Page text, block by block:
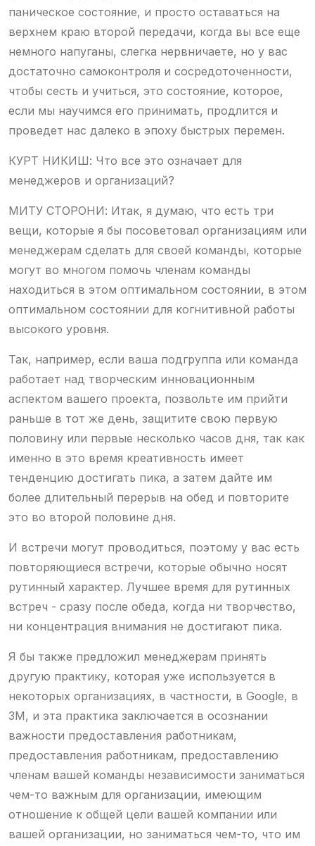
паническое состояние, и просто оставаться на
верхнем краю второй передачи, когда вы все еще
немного напуганы, слегка нервничаете, но у вас
достаточно самоконтроля и сосредоточенности,
чтобы сесть и учиться, это состояние, которое,
если мы научимся его принимать, продлится и
проведет нас далеко в эпоху быстрых перемен.
КУРТ НИКИШ: Что все это означает для
менеджеров и организаций?
МИТУ СТОРОНИ: Итак, я думаю, что есть три
вещи, которые я бы посоветовал организациям или
менеджерам сделать для своей команды, которые
могут во многом помочь членам команды
находиться в этом оптимальном состоянии, в этом
оптимальном состоянии для когнитивной работы
высокого уровня.
Так, например, если ваша подгруппа или команда
работает над творческим инновационным
аспектом вашего проекта, позвольте им прийти
раньше в тот же день, защитите свою первую
половину или первые несколько часов дня, так как
именно в это время креативность имеет
тенденцию достигать пика, а затем дайте им
более длительный перерыв на обед и повторите
это во второй половине дня.
И встречи могут проводиться, поэтому у вас есть
повторяющиеся встречи, которые обычно носят
рутинный характер. Лучшее время для рутинных
встреч - сразу после обеда, когда ни творчество,
ни концентрация внимания не достигают пика.
Я бы также предложил менеджерам принять
другую практику, которая уже используется в
некоторых организациях, в частности, в Google, в
3M, и эта практика заключается в осознании
важности предоставления работникам,
предоставления работникам, предоставлению
членам вашей команды независимости заниматься
чем-то важным для организации, имеющим
отношение к общей цели вашей компании или
вашей организации, но заниматься чем-то, что им